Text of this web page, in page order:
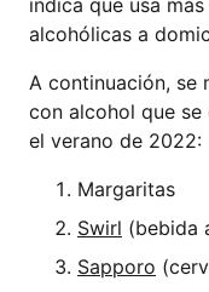
indica que usa
alcohólicas a
A continuación, se
con alcohol que se
el verano de 2022:
Margaritas
Swirl (bebida
Sapporo